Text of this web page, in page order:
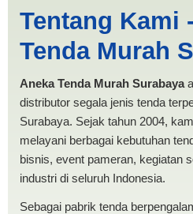
| PRODUKSI
MURAH
Tentang Kami
Tenda Murah
Aneka Tenda Murah Surabaya
distributor segala jenis tenda
Surabaya. Sejak tahun 2004,
melayani berbagai kebutuhan
bisnis, event pameran, kegiatan
industri di seluruh Indonesia.
Sebagai pabrik tenda